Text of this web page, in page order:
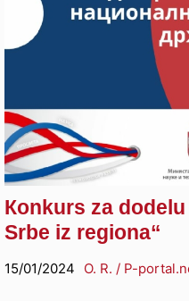
Кonkurs za
Srbe iz regiona“
15/01/2024 O. R. / P-